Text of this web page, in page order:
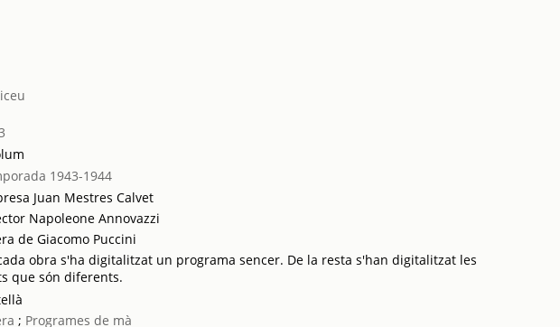
1943-1944
Juan Mestres Calvet
Napoleone Annovazzi
de Giacomo Puccini
obra s'ha digitalitzat un programa sencer. De la resta s'han digitalitzat les
que són diferents.
; Programes de mà